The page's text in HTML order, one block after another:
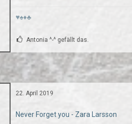
♥♠♦♣
Antonia ^-^ gefällt das.
22. April 2019
Never Forget you - Zara Larsson